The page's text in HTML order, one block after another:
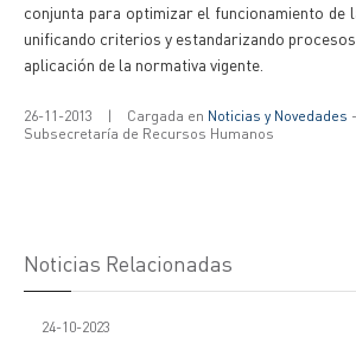
conjunta para optimizar el funcionamiento de
unificando criterios y estandarizando
aplicación de la normativa vigente.
26-11-2013 | Cargada en Noticias y Novedades
Subsecretaría de Recursos Humanos
Noticias Relacionadas
24-10-2023